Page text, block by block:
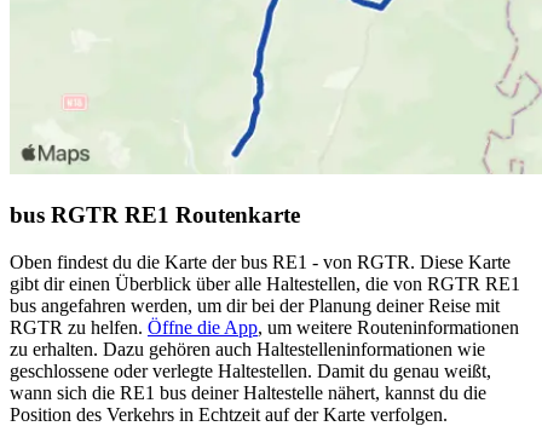
bus RGTR RE1 Routenkarte
Oben findest du die Karte der bus RE1 - von RGTR. Diese Karte
gibt dir einen Überblick über alle Haltestellen, die von RGTR RE1
bus angefahren werden, um dir bei der Planung deiner Reise mit
RGTR zu helfen. Öffne die App, um weitere Routeninformationen
zu erhalten. Dazu gehören auch Haltestelleninformationen wie
geschlossene oder verlegte Haltestellen. Damit du genau weißt,
wann sich die RE1 bus deiner Haltestelle nähert, kannst du die
Position des Verkehrs in Echtzeit auf der Karte verfolgen.